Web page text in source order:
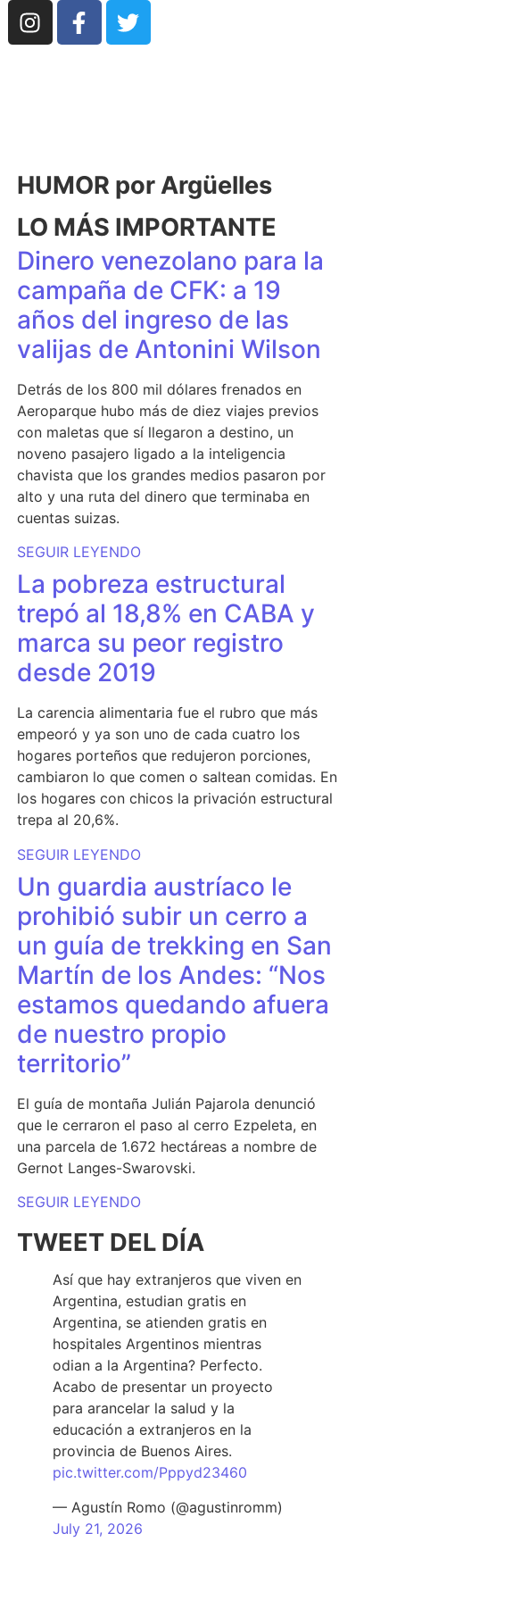
HUMOR por Argüelles​
LO MÁS IMPORTANTE
Dinero venezolano para la
campaña de CFK: a 19
años del ingreso de las
valijas de Antonini Wilson
Detrás de los 800 mil dólares frenados en
Aeroparque hubo más de diez viajes previos
con maletas que sí llegaron a destino, un
noveno pasajero ligado a la inteligencia
chavista que los grandes medios pasaron por
alto y una ruta del dinero que terminaba en
cuentas suizas.
SEGUIR LEYENDO
La pobreza estructural
trepó al 18,8% en CABA y
marca su peor registro
desde 2019
La carencia alimentaria fue el rubro que más
empeoró y ya son uno de cada cuatro los
hogares porteños que redujeron porciones,
cambiaron lo que comen o saltean comidas. En
los hogares con chicos la privación estructural
trepa al 20,6%.
SEGUIR LEYENDO
Un guardia austríaco le
prohibió subir un cerro a
un guía de trekking en San
Martín de los Andes: “Nos
estamos quedando afuera
de nuestro propio
territorio”
El guía de montaña Julián Pajarola denunció
que le cerraron el paso al cerro Ezpeleta, en
una parcela de 1.672 hectáreas a nombre de
Gernot Langes-Swarovski.
SEGUIR LEYENDO
TWEET DEL DÍA
Así que hay extranjeros que viven en
Argentina, estudian gratis en
Argentina, se atienden gratis en
hospitales Argentinos mientras
odian a la Argentina? Perfecto.
Acabo de presentar un proyecto
para arancelar la salud y la
educación a extranjeros en la
provincia de Buenos Aires.
pic.twitter.com/Pppyd23460
— Agustín Romo (@agustinromm)
July 21, 2026